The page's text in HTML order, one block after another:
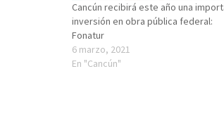
Cancún recibirá este año una
inversión en obra pública federal:
Fonatur
6 marzo, 2021
En "Cancún"